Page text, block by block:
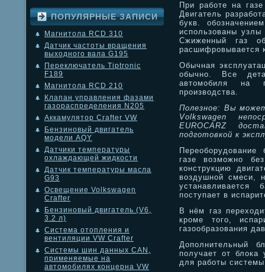
ПОПУЛЯРНЫЕ ЗАПИСИ
Магнитола RCD 310
Датчик частоты вращения
выходного вала G195
Переключатель Tiptronic
F189
Магнитола RCD 210
Клапан управления фазами
газораспределения N205
Аккамулятор Crafter VW
Бензиновый двигатель
модели AQY
Датчики температуры
охлаждающей жидкости
Датчик температуры масла
G93
Освещение Volkswagen
Crafter
Бензиновый двигатель (V6,
3.2 л)
Система отопления и
вентиляции VW Crafter
Системы шин данных CAN,
применяемые на
автомобилях концерна VW
При работе на
Двигатель
букв.
использованы
Сжиженный газ
расшифровывается
Обычная
обычно. Все
автомобиля на
производства.
Полезное: Вы
Volkswagen
EUROCARZ
подготовкой к
газе возможно
конструкцию
воздушной смеси,
поступает в
В нём газ
кроме того,
газообразования
Дополнительный
получает от блока
для работы